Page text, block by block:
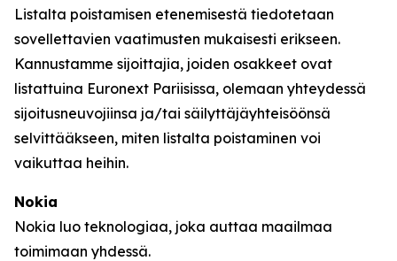
Listalta poistamisen etenemisestä tiedotetaan
sovellettavien vaatimusten mukaisesti erikseen.
Kannustamme sijoittajia, joiden osakkeet ovat
listattuina Euronext Pariisissa, olemaan yhteydessä
sijoitusneuvojiinsa ja/tai säilyttäjäyhteisöönsä
selvittääkseen, miten listalta poistaminen voi
vaikuttaa heihin.
Nokia
Nokia luo teknologiaa, joka auttaa maailmaa
toimimaan yhdessä.